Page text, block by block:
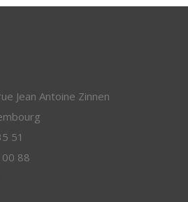
Jean Antoine Zinnen
51
88